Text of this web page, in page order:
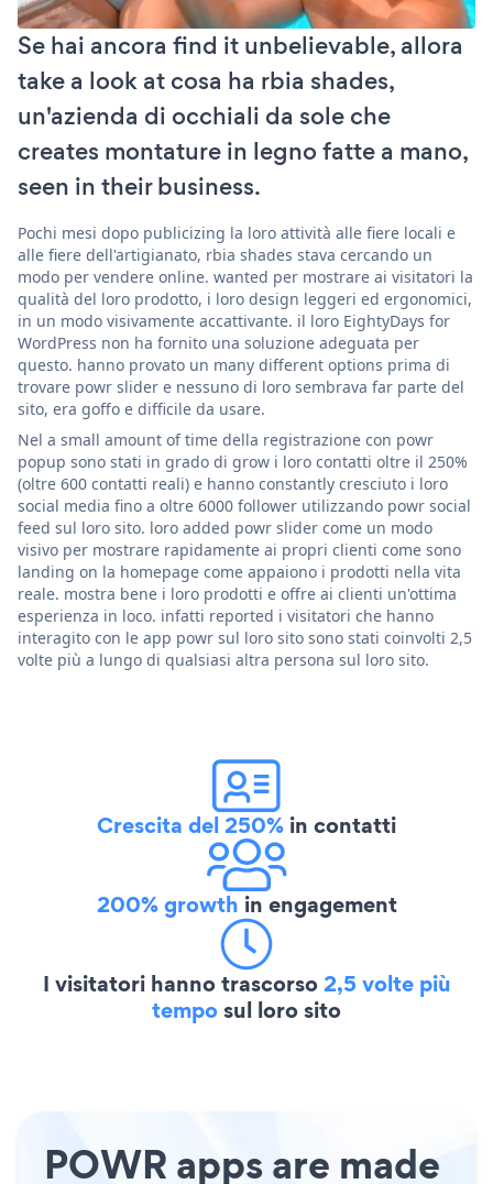
Se hai ancora find it unbelievable, allora
take a look at cosa ha rbia shades,
un'azienda di occhiali da sole che
creates montature in legno fatte a mano,
seen in their business.
Pochi mesi dopo publicizing la loro attività alle fiere locali e
alle fiere dell'artigianato, rbia shades stava cercando un
modo per vendere online. wanted per mostrare ai visitatori la
qualità del loro prodotto, i loro design leggeri ed ergonomici,
in un modo visivamente accattivante. il loro EightyDays for
WordPress non ha fornito una soluzione adeguata per
questo. hanno provato un many different options prima di
trovare powr slider e nessuno di loro sembrava far parte del
sito, era goffo e difficile da usare.
Nel a small amount of time della registrazione con powr
popup sono stati in grado di grow i loro contatti oltre il 250%
(oltre 600 contatti reali) e hanno constantly cresciuto i loro
social media fino a oltre 6000 follower utilizzando powr social
feed sul loro sito. loro added powr slider come un modo
visivo per mostrare rapidamente ai propri clienti come sono
landing on la homepage come appaiono i prodotti nella vita
reale. mostra bene i loro prodotti e offre ai clienti un'ottima
esperienza in loco. infatti reported i visitatori che hanno
interagito con le app powr sul loro sito sono stati coinvolti 2,5
volte più a lungo di qualsiasi altra persona sul loro sito.
Crescita del 250% in contatti
200% growth in engagement
I visitatori hanno trascorso2,5 volte più
temposul loro sito
POWR apps are made